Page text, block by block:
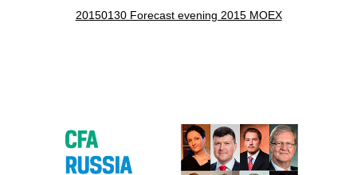
20150130 Forecast evening 2015 MOEX